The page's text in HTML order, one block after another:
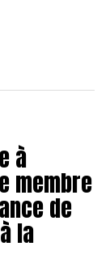
à
membre
de
la